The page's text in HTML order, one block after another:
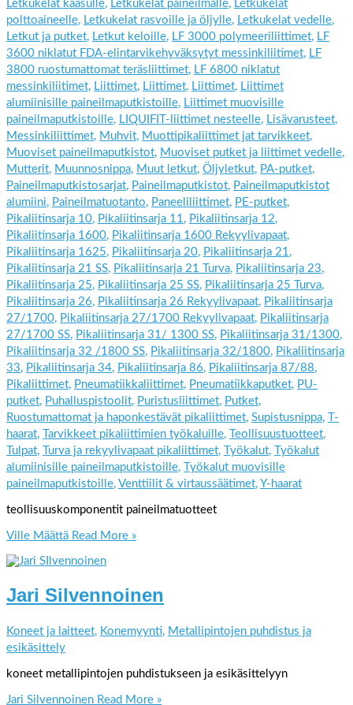
Letkukelat kaasulle, Letkukelat paineilmalle, Letkukelat
polttoaineelle, Letkukelat rasvoille ja öljylle, Letkukelat vedelle,
Letkut ja putket, Letkut keloille, LF 3000 polymeeriliittimet, LF
3600 niklatut FDA-elintarvikehyväksytyt messinkiliitimet, LF
3800 ruostumattomat teräsliittimet, LF 6800 niklatut
messinkiliitimet, Liittimet, Liittimet, Liittimet, Liittimet
alumiinisille paineilmaputkistoille, Liittimet muovisille
paineilmaputkistoille, LIQUIFIT-liittimet nesteelle, Lisävarusteet,
Messinkiliittimet, Muhvit, Muottipikaliittimet jat tarvikkeet,
Muoviset paineilmaputkistot, Muoviset putket ja liittimet vedelle,
Mutterit, Muunnosnippa, Muut letkut, Öljyletkut, PA-putket,
Paineilmaputkistosarjat, Paineilmaputkistot, Paineilmaputkistot
alumiini, Paineilmatuotanto, Paneeliliittimet, PE-putket,
Pikaliitinsarja 10, Pikaliitinsarja 11 , Pikaliitinsarja 12,
Pikaliitinsarja 1600, Pikaliitinsarja 1600 Rekyylivapaat,
Pikaliitinsarja 1625, Pikaliitinsarja 20, Pikaliitinsarja 21 ,
Pikaliitinsarja 21 SS, Pikaliitinsarja 21 Turva, Pikaliitinsarja 23,
Pikaliitinsarja 25, Pikaliitinsarja 25 SS, Pikaliitinsarja 25 Turva,
Pikaliitinsarja 26, Pikaliitinsarja 26 Rekyylivapaat, Pikaliitinsarja
27/1700, Pikaliitinsarja 27/1700 Rekyylivapaat, Pikaliitinsarja
27/1700 SS, Pikaliitinsarja 31/ 1300 SS, Pikaliitinsarja 31/1300,
Pikaliitinsarja 32 /1800 SS, Pikaliitinsarja 32/1800, Pikaliitinsarja
33, Pikaliitinsarja 34, Pikaliitinsarja 86, Pikaliitinsarja 87/88,
Pikaliittimet, Pneumatiikkaliittimet, Pneumatiikkaputket, PU-
putket, Puhalluspistoolit, Puristusliittimet, Putket,
Ruostumattomat ja haponkestävät pikaliittimet, Supistusnippa, T-
haarat, Tarvikkeet pikaliittimien työkaluille, Teollisuustuotteet,
Tulpat, Turva ja rekyylivapaat pikaliittimet, Työkalut, Työkalut
alumiinisille paineilmaputkistoille, Työkalut muovisille
paineilmaputkistoille, Venttiilit & virtaussäätimet, Y-haarat
teollisuuskomponentit paineilmatuotteet
Ville Määttä Read More »
Jari Silvennoinen
Koneet ja laitteet, Konemyynti, Metallipintojen puhdistus ja
esikäsittely
koneet metallipintojen puhdistukseen ja esikäsittelyyn
Jari Silvennoinen Read More »